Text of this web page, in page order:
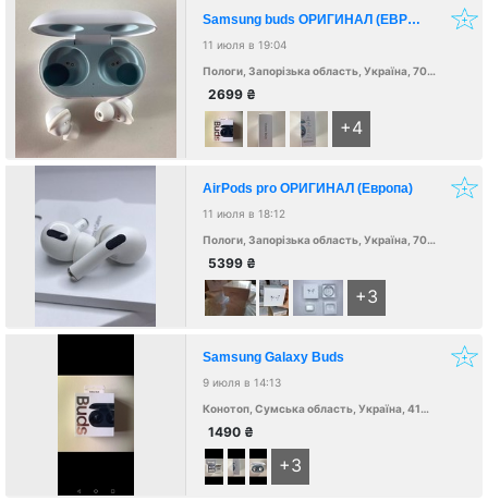
Samsung buds ОРИГИНАЛ (ЕВРОПА)
11 июля в 19:04
Пологи, Запорізька область, Україна, 70600
2699 ₴
+4
AirPods pro ОРИГИНАЛ (Европа)
11 июля в 18:12
Пологи, Запорізька область, Україна, 70600
5399 ₴
+3
Samsung Galaxy Buds
9 июля в 14:13
Конотоп, Сумська область, Україна, 41600
1490 ₴
+3